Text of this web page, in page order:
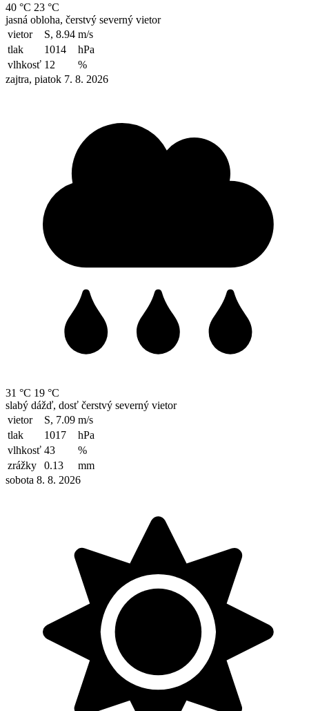
40 °C 23 °C
jasná obloha, čerstvý severný vietor
vietor
S, 8.94 m/s
tlak
1014
hPa
vlhkosť 12
%
zajtra, piatok 7. 8. 2026
31 °C 19 °C
slabý dážď, dosť čerstvý severný vietor
vietor
S, 7.09 m/s
tlak
1017
hPa
vlhkosť 43
%
zrážky
0.13
mm
sobota 8. 8. 2026